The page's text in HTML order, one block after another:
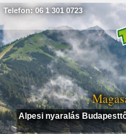
Alpesi nyaralás
Telefon: 06 1 301 0723